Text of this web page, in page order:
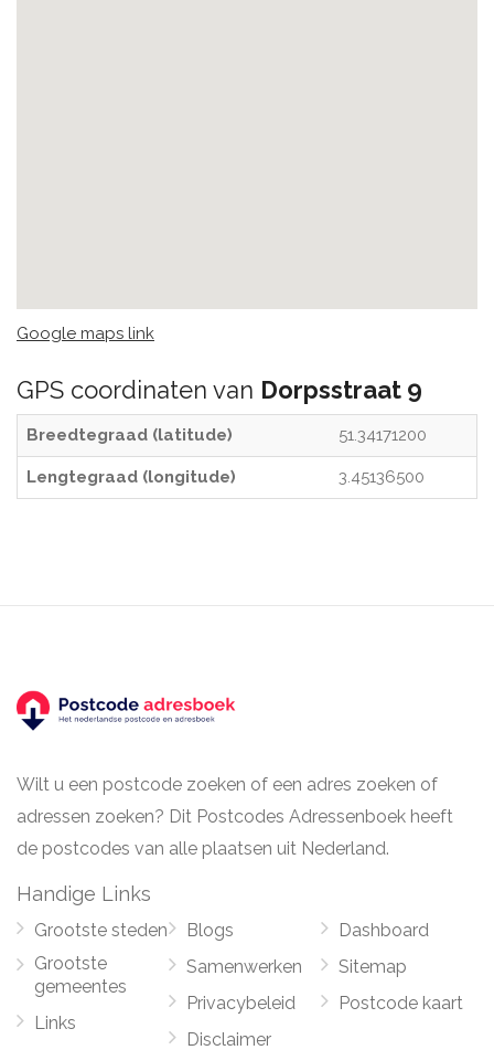
Google maps link
GPS coordinaten van Dorpsstraat 9
Breedtegraad (latitude) 51.34171200
Lengtegraad (longitude) 3.45136500
Wilt u een postcode zoeken of een adres zoeken of
adressen zoeken? Dit Postcodes Adressenboek heeft
de postcodes van alle plaatsen uit Nederland.
Handige Links
Grootste steden
Grootste
gemeentes
Links
Blogs
Samenwerken
Privacybeleid
Disclaimer
Dashboard
Sitemap
Postcode kaart